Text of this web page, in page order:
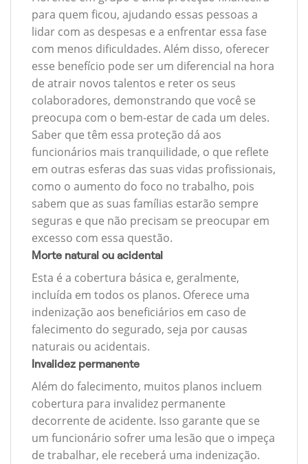
para quem ficou, ajudando essas pessoas a
lidar com as despesas e a enfrentar essa fase
com menos dificuldades. Além disso, oferecer
esse benefício pode ser um diferencial na hora
de atrair novos talentos e reter os seus
colaboradores, demonstrando que você se
preocupa com o bem-estar de cada um deles.
Saber que têm essa proteção dá aos
funcionários mais tranquilidade, o que reflete
em outras esferas das suas vidas profissionais,
como o aumento do foco no trabalho, pois
sabem que as suas famílias estarão sempre
seguras e que não precisam se preocupar em
excesso com essa questão.
Morte natural ou acidental
Esta é a cobertura básica e, geralmente,
incluída em todos os planos. Oferece uma
indenização aos beneficiários em caso de
falecimento do segurado, seja por causas
naturais ou acidentais.
Invalidez permanente
Além do falecimento, muitos planos incluem
cobertura para invalidez permanente
decorrente de acidente. Isso garante que se
um funcionário sofrer uma lesão que o impeça
de trabalhar, ele receberá uma indenização.